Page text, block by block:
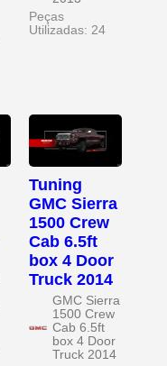
Peças
Utilizadas: 24
Tuning
GMC Sierra
1500 Crew
Cab 6.5ft
box 4 Door
Truck 2014
GMC Sierra
1500 Crew
Cab 6.5ft
box 4 Door
Truck 2014